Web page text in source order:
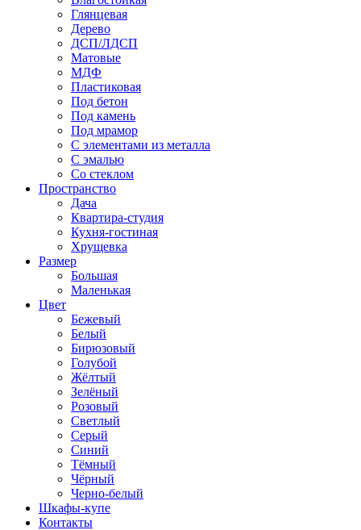
Глянцевая
Дерево
ДСП/ЛДСП
Матовые
МДФ
Пластиковая
Под бетон
Под камень
Под мрамор
С элементами из металла
С эмалью
Со стеклом
Пространство
Дача
Квартира-студия
Кухня-гостиная
Хрущевка
Размер
Большая
Маленькая
Цвет
Бежевый
Белый
Бирюзовый
Голубой
Жёлтый
Зелёный
Розовый
Светлый
Серый
Синий
Тёмный
Чёрный
Черно-белый
Шкафы-купе
Контакты